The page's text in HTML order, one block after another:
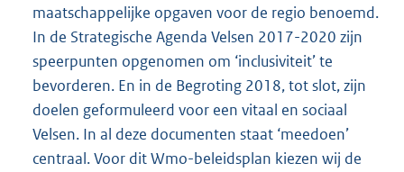
maatschappelijke opgaven voor de regio benoemd.
In de Strategische Agenda Velsen 2017-2020 zijn
speerpunten opgenomen om ‘inclusiviteit’ te
bevorderen. En in de Begroting 2018, tot slot, zijn
doelen geformuleerd voor een vitaal en sociaal
Velsen. In al deze documenten staat ‘meedoen’
centraal. Voor dit Wmo-beleidsplan kiezen wij de